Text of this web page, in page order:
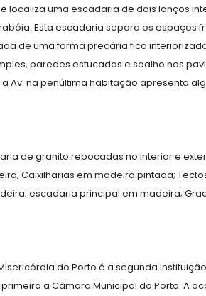
localiza uma escadaria de dois lanços
Esta escadaria separa os espaços
de uma forma precária fica
paredes estucadas e soalho nos
Av. na penúltima habitação apresenta
de granito rebocadas no interior e
Caixilharias em madeira pintada;
escadaria principal em madeira;
do Porto é a segunda
a Câmara Municipal do Porto. A